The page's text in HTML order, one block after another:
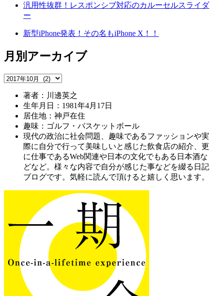
汎用性抜群！レスポンシブ対応のカルーセルスライダ
ー
新型iPhone発表！その名もiPhone X！！
月別アーカイブ
著者：川邊英之
生年月日：1981年4月17日
居住地：神戸在住
趣味：ゴルフ・バスケットボール
現代の政治に社会問題、趣味であるファッションや実
際に自分で行って美味しいと感じた飲食店の紹介、更
に仕事であるWeb関連や日本の文化でもある日本酒な
どなど。様々な内容で自分が感じた事などを綴る日記
ブログです。気軽に読んで頂けると嬉しく思います。